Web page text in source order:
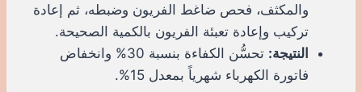
والمكثف، فحص ضاغط الفريون وضبطه، ثم إعادة
تركيب وإعادة تعبئة الفريون بالكمية الصحيحة.
النتيجة:
تحسُّن الكفاءة بنسبة 30% وانخفاض
فاتورة الكهرباء شهرياً بمعدل 15%.